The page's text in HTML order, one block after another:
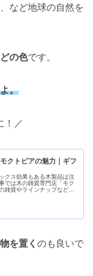
など地球の自然を
の色です。
。
！／
クトピアの魅力｜ギフ
クス効果もある木製品は注
では木の雑貨専門店「モク
雑貨やラインナップなどを
を置く のも良いで